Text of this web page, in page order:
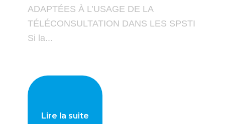
ADAPTÉES À L’USAGE DE LA
TÉLÉCONSULTATION DANS LES SPSTI
Si la...
Lire la suite